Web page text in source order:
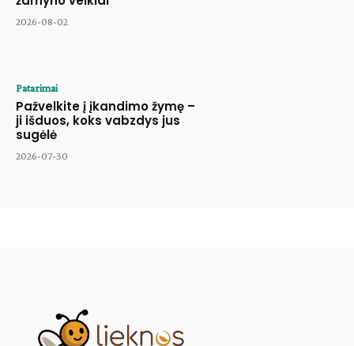
2026-08-02
Patarimai
Pažvelkite į įkandimo žymę –
ji išduos, koks vabzdys jus
sugėlė
2026-07-30